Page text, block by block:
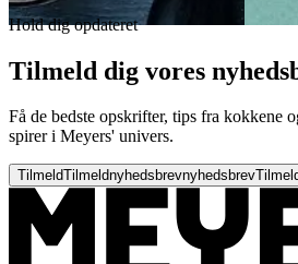
Hold dig opdateret
Tilmeld dig vores
Få de bedste opskrifter, tips fra kokkene
spirer i Meyers' univers.
TilmeldTilmeldnyhedsbrevnyhedsbrev